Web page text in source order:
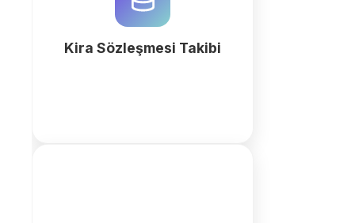
Kira Sözleşmesi Takibi
hatırlatıcılar ve ilişkisel veritabanı
ile verimliliği artırın.